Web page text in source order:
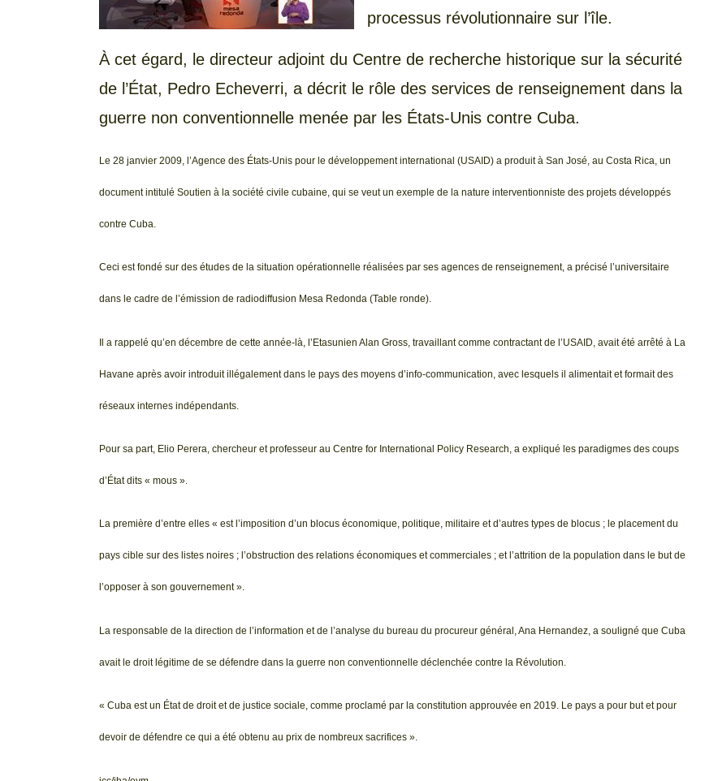
processus révolutionnaire sur l’île.
À cet égard, le directeur adjoint du Centre de recherche historique sur la sécurité
de l’État, Pedro Echeverri, a décrit le rôle des services de renseignement dans la
guerre non conventionnelle menée par les États-Unis contre Cuba.
Le 28 janvier 2009, l’Agence des États-Unis pour le développement international (USAID) a produit à San José, au Costa Rica, un
document intitulé Soutien à la société civile cubaine, qui se veut un exemple de la nature interventionniste des projets développés
contre Cuba.
Ceci est fondé sur des études de la situation opérationnelle réalisées par ses agences de renseignement, a précisé l’universitaire
dans le cadre de l’émission de radiodiffusion Mesa Redonda (Table ronde).
Il a rappelé qu’en décembre de cette année-là, l’Etasunien Alan Gross, travaillant comme contractant de l’USAID, avait été arrêté à La
Havane après avoir introduit illégalement dans le pays des moyens d’info-communication, avec lesquels il alimentait et formait des
réseaux internes indépendants.
Pour sa part, Elio Perera, chercheur et professeur au Centre for International Policy Research, a expliqué les paradigmes des coups
d’État dits « mous ».
La première d’entre elles « est l’imposition d’un blocus économique, politique, militaire et d’autres types de blocus ; le placement du
pays cible sur des listes noires ; l’obstruction des relations économiques et commerciales ; et l’attrition de la population dans le but de
l’opposer à son gouvernement ».
La responsable de la direction de l’information et de l’analyse du bureau du procureur général, Ana Hernandez, a souligné que Cuba
avait le droit légitime de se défendre dans la guerre non conventionnelle déclenchée contre la Révolution.
« Cuba est un État de droit et de justice sociale, comme proclamé par la constitution approuvée en 2019. Le pays a pour but et pour
devoir de défendre ce qui a été obtenu au prix de nombreux sacrifices ».